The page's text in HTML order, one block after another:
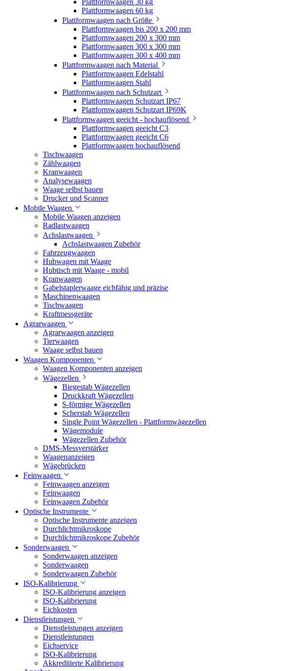
Plattformwaagen 60 kg
Plattformwaagen nach Größe
Plattformwaagen bis 200 x 200 mm
Plattformwaagen 200 x 300 mm
Plattformwaagen 300 x 300 mm
Plattformwaagen 300 x 400 mm
Plattformwaagen nach Material
Plattformwaagen Edelstahl
Plattformwaagen Stahl
Plattformwaagen nach Schutzart
Plattformwaagen Schutzart IP67
Plattformwaagen Schutzart IP69K
Plattformwaagen geeicht - hochauflösend
Plattformwaagen geeicht C3
Plattformwaagen geeicht C6
Plattformwaagen hochauflösend
Tischwaagen
Zählwaagen
Kranwaagen
Analysewaagen
Waage selbst bauen
Drucker und Scanner
Mobile Waagen
Mobile Waagen anzeigen
Radlastwaagen
Achslastwaagen
Achslastwaagen Zubehör
Fahrzeugwaagen
Hubwagen mit Waage
Hubtisch mit Waage - mobil
Kranwaagen
Gabelstaplerwaage eichfähig und präzise
Maschinenwaagen
Tischwaagen
Kraftmessgeräte
Agrarwaagen
Agrarwaagen anzeigen
Tierwaagen
Waage selbst bauen
Waagen Komponenten
Waagen Komponenten anzeigen
Wägezellen
Biegestab Wägezellen
Druckkraft Wägezellen
S-förmige Wägezellen
Scherstab Wägezellen
Single Point Wägezellen - Plattformwägezellen
Wägemodule
Wägezellen Zubehör
DMS-Messverstärker
Waagenanzeigen
Wägebrücken
Feinwaagen
Feinwaagen anzeigen
Feinwaagen
Feinwaagen Zubehör
Optische Instrumente
Optische Instrumente anzeigen
Durchlichtmikroskope
Durchlichtmikroskope Zubehör
Sonderwaagen
Sonderwaagen anzeigen
Sonderwaagen
Sonderwaagen Zubehör
ISO-Kalibrierung
ISO-Kalibrierung anzeigen
ISO-Kalibrierung
Eichkosten
Dienstleistungen
Dienstleistungen anzeigen
Dienstleistungen
Eichservice
ISO-Kalibrierung
Akkreditierte Kalibrierung